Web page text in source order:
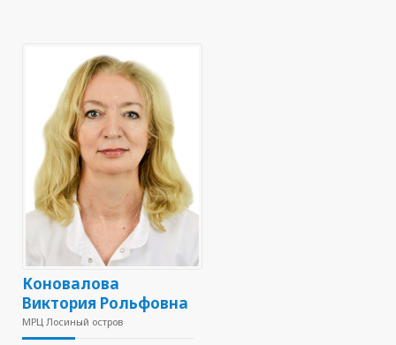
Коновалова
Виктория Рольфовна
МРЦ Лосиный остров